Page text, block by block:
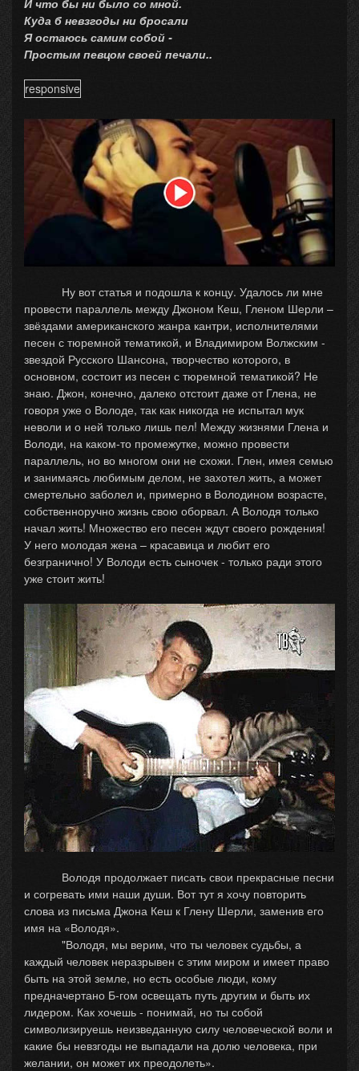
И что бы ни было со мной.
Куда б невзгоды ни бросали
Я остаюсь самим собой -
Простым певцом своей печали..
responsive
Ну вот статья и подошла к концу. Удалось ли мне
провести параллель между Джоном Кеш, Гленом Шерли –
звёздами американского жанра кантри, исполнителями
песен с тюремной тематикой, и Владимиром Волжским -
звездой Русского Шансона, творчество которого, в
основном, состоит из песен с тюремной тематикой? Не
знаю. Джон, конечно, далеко отстоит даже от Глена, не
говоря уже о Володе, так как никогда не испытал мук
неволи и о ней только лишь пел! Между жизнями Глена и
Володи, на каком-то промежутке, можно провести
параллель, но во многом они не схожи. Глен, имея семью
и занимаясь любимым делом, не захотел жить, а может
смертельно заболел и, примерно в Володином возрасте,
собственноручно жизнь свою оборвал. А Володя только
начал жить! Множество его песен ждут своего рождения!
У него молодая жена – красавица и любит его
безгранично! У Володи есть сыночек - только ради этого
уже стоит жить!
Володя продолжает писать свои прекрасные песни
и согревать ими наши души. Вот тут я хочу повторить
слова из письма Джона Кеш к Глену Шерли, заменив его
имя на «Володя».
"Володя, мы верим, что ты человек судьбы, а
каждый человек неразрывен с этим миром и имеет право
быть на этой земле, но есть особые люди, кому
предначертано Б-гом освещать путь другим и быть их
лидером. Как хочешь - понимай, но ты собой
символизируешь неизведанную силу человеческой воли и
какие бы невзгоды не выпадали на долю человека, при
желании, он может их преодолеть».